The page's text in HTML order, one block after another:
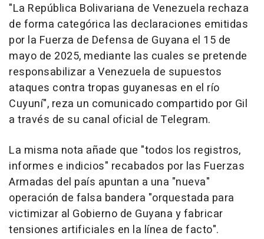
"La República Bolivariana de Venezuela rechaza
de forma categórica las declaraciones emitidas
por la Fuerza de Defensa de Guyana el 15 de
mayo de 2025, mediante las cuales se pretende
responsabilizar a Venezuela de supuestos
ataques contra tropas guyanesas en el río
Cuyuní", reza un comunicado compartido por Gil
a través de su canal oficial de Telegram.
La misma nota añade que "todos los registros,
informes e indicios" recabados por las Fuerzas
Armadas del país apuntan a una "nueva"
operación de falsa bandera "orquestada para
victimizar al Gobierno de Guyana y fabricar
tensiones artificiales en la línea de facto".